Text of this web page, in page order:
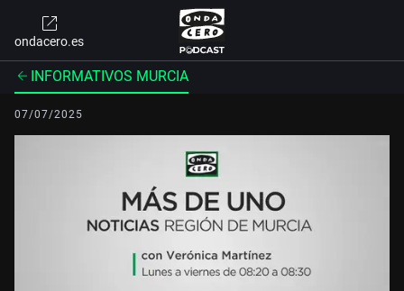
ondacero.es
INFORMATIVOS MURCIA
07/07/2025